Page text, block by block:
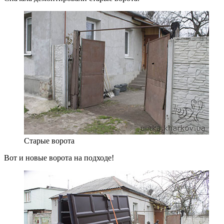
Старые ворота
Вот и новые ворота на подходе!